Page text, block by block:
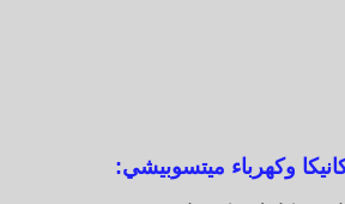
وكهرباء ميتسوبيشي: